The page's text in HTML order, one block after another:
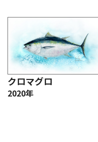
クロマグロ
2020年